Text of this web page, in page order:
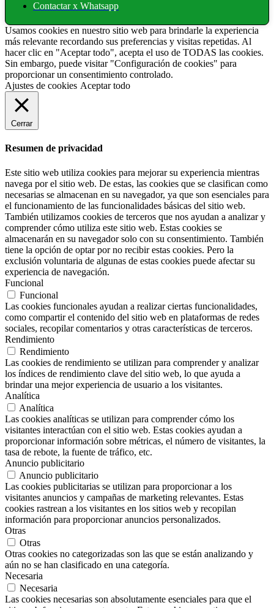
Contactar x Whatsapp
Usamos cookies en nuestro sitio web para brindarle la experiencia
más relevante recordando sus preferencias y visitas repetidas. Al
hacer clic en "Aceptar todo", acepta el uso de TODAS las cookies.
Sin embargo, puede visitar "Configuración de cookies" para
proporcionar un consentimiento controlado.
Ajustes de cookies Aceptar todo
Cerrar
Resumen de privacidad
Este sitio web utiliza cookies para mejorar su experiencia mientras
navega por el sitio web. De estas, las cookies que se clasifican como
necesarias se almacenan en su navegador, ya que son esenciales para
el funcionamiento de las funcionalidades básicas del sitio web.
También utilizamos cookies de terceros que nos ayudan a analizar y
comprender cómo utiliza este sitio web. Estas cookies se
almacenarán en su navegador solo con su consentimiento. También
tiene la opción de optar por no recibir estas cookies. Pero la
exclusión voluntaria de algunas de estas cookies puede afectar su
experiencia de navegación.
Funcional
Funcional
Las cookies funcionales ayudan a realizar ciertas funcionalidades,
como compartir el contenido del sitio web en plataformas de redes
sociales, recopilar comentarios y otras características de terceros.
Rendimiento
Rendimiento
Las cookies de rendimiento se utilizan para comprender y analizar
los índices de rendimiento clave del sitio web, lo que ayuda a
brindar una mejor experiencia de usuario a los visitantes.
Analítica
Analítica
Las cookies analíticas se utilizan para comprender cómo los
visitantes interactúan con el sitio web. Estas cookies ayudan a
proporcionar información sobre métricas, el número de visitantes, la
tasa de rebote, la fuente de tráfico, etc.
Anuncio publicitario
Anuncio publicitario
Las cookies publicitarias se utilizan para proporcionar a los
visitantes anuncios y campañas de marketing relevantes. Estas
cookies rastrean a los visitantes en los sitios web y recopilan
información para proporcionar anuncios personalizados.
Otras
Otras
Otras cookies no categorizadas son las que se están analizando y
aún no se han clasificado en una categoría.
Necesaria
Necesaria
Las cookies necesarias son absolutamente esenciales para que el